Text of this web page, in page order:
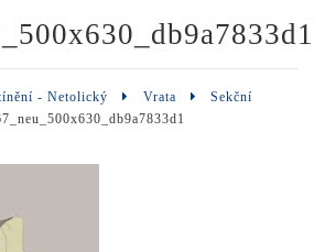
- Netolický Vrata
Sekční